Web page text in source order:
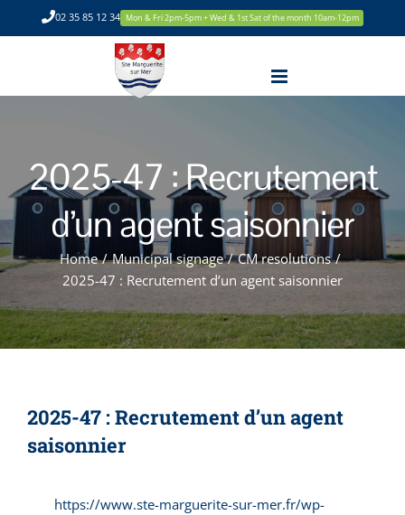
to
02 35 85 12 34 Mon & Fri 2pm-5pm + Wed & 1st Sat of the month 10am-12pm
2025-47 : Recrutement
d’un agent saisonnier
Home / Municipal signage / CM resolutions /
2025-47 : Recrutement d’un agent saisonnier
2025-47 : Recrutement d’un agent
saisonnier
https://www.ste-marguerite-sur-mer.fr/wp-